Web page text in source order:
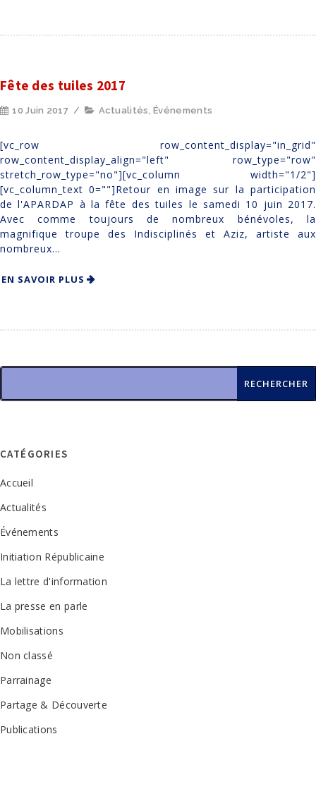
Fête des tuiles 2017
10 Juin 2017 / Actualités,Événements
[vc_row row_content_display="in_grid"
row_content_display_align="left" row_type="row"
stretch_row_type="no"][vc_column width="1/2"]
[vc_column_text 0=""]Retour en image sur la participation
de l'APARDAP à la fête des tuiles le samedi 10 juin 2017.
Avec comme toujours de nombreux bénévoles, la
magnifique troupe des Indisciplinés et Aziz, artiste aux
nombreux...
EN SAVOIR PLUS
CATÉGORIES
Accueil
Actualités
Événements
Initiation Républicaine
La lettre d'information
La presse en parle
Mobilisations
Non classé
Parrainage
Partage & Découverte
Publications